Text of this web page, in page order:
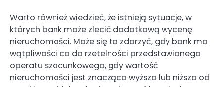
Warto również wiedzieć, że istnieją sytuacje, w
których bank może zlecić dodatkową wycenę
nieruchomości. Może się to zdarzyć, gdy bank ma
wątpliwości co do rzetelności przedstawionego
operatu szacunkowego, gdy wartość
nieruchomości jest znacząco wyższa lub niższa od